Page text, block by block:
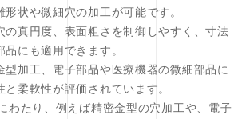
形状や微細穴の加工が可能です。
の真円度、表面粗さを制御しやすく、寸法
にも適用できます。
型加工、電子部品や医療機器の微細部品に
柔軟性が評価されています。
わたり、例えば精密金型の穴加工や、電子